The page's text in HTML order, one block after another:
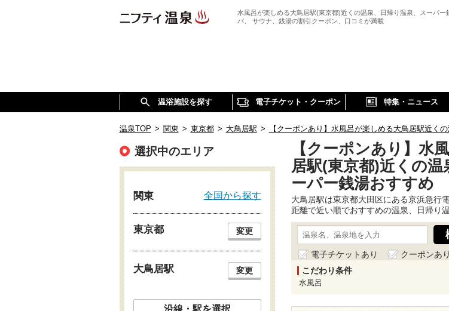
水風呂が楽しめる大鳥居駅(東京都)近くの温泉、日帰り温泉、スーパー
パ、 サウナ、銭湯の割引クーポン、口コミが満載
温浴施設を探す 電子チケット・クーポン 特集・ニュース
温泉TOP > 関東 > 東京都 > 大鳥居駅 > 【クーポンあり】水風呂が楽しめる大鳥居駅近く
【クーポンあり】水
居駅(東京都)近くの
ーパー銭湯おすすめ
大鳥居駅は東京都大田区にある京浜急行
距離で近い順でおすすめの温泉、日帰り
電子チケットあり クーポンあり
こだわり条件
水風呂
選択中のエリア
関東 全国から探す
東京都 変更
大鳥居駅 変更
沿線・駅を選択